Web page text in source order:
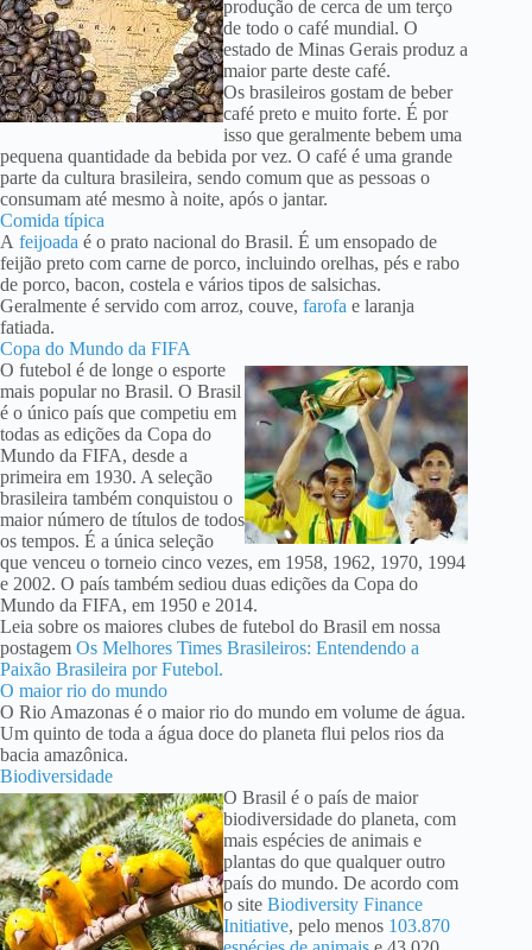
produção de cerca de um terço
de todo o café mundial. O
estado de Minas Gerais produz a
maior parte deste café.
Os brasileiros gostam de beber
café preto e muito forte. É por
isso que geralmente bebem uma
pequena quantidade da bebida por vez. O café é uma grande
parte da cultura brasileira, sendo comum que as pessoas o
consumam até mesmo à noite, após o jantar.
Comida típica
A feijoada é o prato nacional do Brasil. É um ensopado de
feijão preto com carne de porco, incluindo orelhas, pés e rabo
de porco, bacon, costela e vários tipos de salsichas.
Geralmente é servido com arroz, couve, farofa e laranja
fatiada.
Copa do Mundo da FIFA
O futebol é de longe o esporte
mais popular no Brasil. O Brasil
é o único país que competiu em
todas as edições da Copa do
Mundo da FIFA, desde a
primeira em 1930. A seleção
brasileira também conquistou o
maior número de títulos de todos
os tempos. É a única seleção
que venceu o torneio cinco vezes, em 1958, 1962, 1970, 1994
e 2002. O país também sediou duas edições da Copa do
Mundo da FIFA, em 1950 e 2014.
Leia sobre os maiores clubes de futebol do Brasil em nossa
postagem Os Melhores Times Brasileiros: Entendendo a
Paixão Brasileira por Futebol.
O maior rio do mundo
O Rio Amazonas é o maior rio do mundo em volume de água.
Um quinto de toda a água doce do planeta flui pelos rios da
bacia amazônica.
Biodiversidade
O Brasil é o país de maior
biodiversidade do planeta, com
mais espécies de animais e
plantas do que qualquer outro
país do mundo. De acordo com
o site Biodiversity Finance
Initiative, pelo menos 103.870